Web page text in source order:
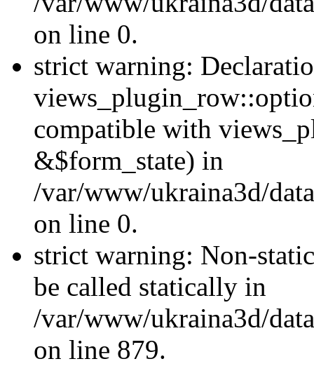
on line 0.
strict warning:
compatible with
&$form_state) in
/var/www/ukraina3d/
on line 0.
strict warning: Non-
be called statically in
/var/www/ukraina3d/
on line 879.